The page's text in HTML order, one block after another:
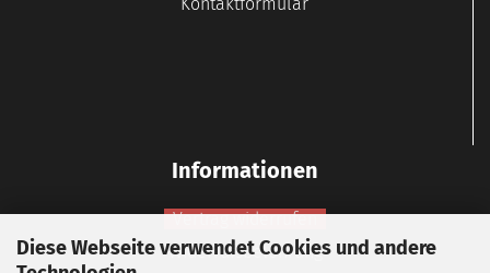
Diese Webseite verwendet Cookies und andere
Informationen
Vertrag widerrufen
Widerrufsbelehrung